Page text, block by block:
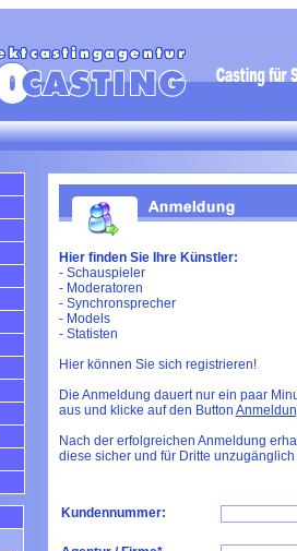
Hier finden Sie Ihre Künstler:
- Schauspieler
- Moderatoren
- Synchronsprecher
- Models
- Statisten
Hier können Sie sich registrieren!
Die Anmeldung dauert nur ein paar
aus und klicke auf den Button
Nach der erfolgreichen Anmeldung
diese sicher und für Dritte unzugänglich
Kundennummer: